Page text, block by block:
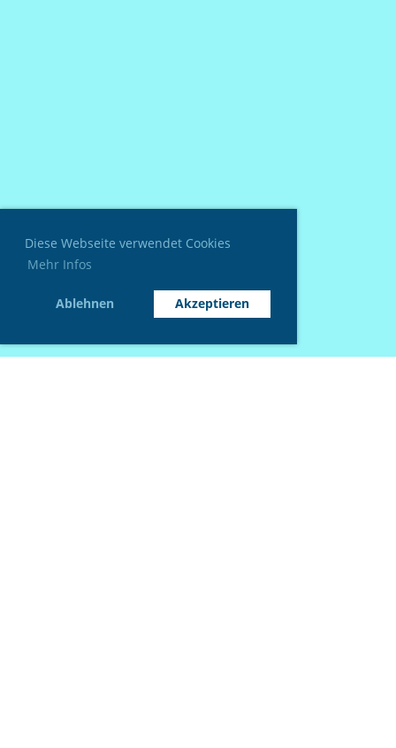
Diese Webseite verwendet Cookies
Mehr Infos
Ablehnen Akzeptieren